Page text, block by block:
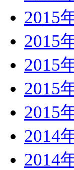
2015
2015
2015
2015
2015
2014
2014